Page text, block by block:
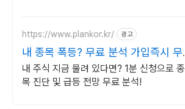
https://www.plankor.kr/ 광고
내 종목 폭등? 무료 분석 가입즉시 무
료리포트 100%
내 주식 지금 물려 있다면? 1분 신청으로 종
목 진단 및 급등 전망 무료 분석!